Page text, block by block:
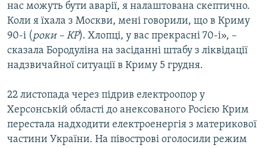
нас можуть бути аварії, я налаштована скептично.
Коли я їхала з Москви, мені говорили, що в Криму
90-і (роки – КР). Хлопці, у вас прекрасні 70-і», –
сказала Бородуліна на засіданні штабу з ліквідації
надзвичайної ситуації в Криму 5 грудня.
22 листопада через підрив електроопор у
Херсонській області до анексованого Росією Крим
перестала надходити електроенергія з материкової
частини України. На півострові оголосили режим